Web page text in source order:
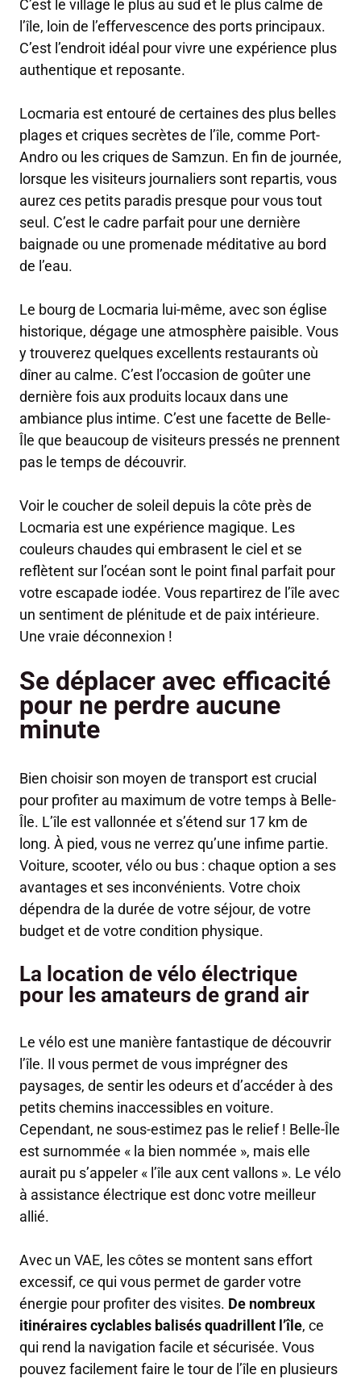
C’est le village le plus au sud et le plus calme de
l’île, loin de l’effervescence des ports principaux.
C’est l’endroit idéal pour vivre une expérience plus
authentique et reposante.
Locmaria est entouré de certaines des plus belles
plages et criques secrètes de l’île, comme Port-
Andro ou les criques de Samzun. En fin de journée,
lorsque les visiteurs journaliers sont repartis, vous
aurez ces petits paradis presque pour vous tout
seul. C’est le cadre parfait pour une dernière
baignade ou une promenade méditative au bord
de l’eau.
Le bourg de Locmaria lui-même, avec son église
historique, dégage une atmosphère paisible. Vous
y trouverez quelques excellents restaurants où
dîner au calme. C’est l’occasion de goûter une
dernière fois aux produits locaux dans une
ambiance plus intime. C’est une facette de Belle-
Île que beaucoup de visiteurs pressés ne prennent
pas le temps de découvrir.
Voir le coucher de soleil depuis la côte près de
Locmaria est une expérience magique. Les
couleurs chaudes qui embrasent le ciel et se
reflètent sur l’océan sont le point final parfait pour
votre escapade iodée. Vous repartirez de l’île avec
un sentiment de plénitude et de paix intérieure.
Une vraie déconnexion !
Se déplacer avec efficacité
pour ne perdre aucune
minute
Bien choisir son moyen de transport est crucial
pour profiter au maximum de votre temps à Belle-
Île. L’île est vallonnée et s’étend sur 17 km de
long. À pied, vous ne verrez qu’une infime partie.
Voiture, scooter, vélo ou bus : chaque option a ses
avantages et ses inconvénients. Votre choix
dépendra de la durée de votre séjour, de votre
budget et de votre condition physique.
La location de vélo électrique
pour les amateurs de grand air
Le vélo est une manière fantastique de découvrir
l’île. Il vous permet de vous imprégner des
paysages, de sentir les odeurs et d’accéder à des
petits chemins inaccessibles en voiture.
Cependant, ne sous-estimez pas le relief ! Belle-Île
est surnommée « la bien nommée », mais elle
aurait pu s’appeler « l’île aux cent vallons ». Le vélo
à assistance électrique est donc votre meilleur
allié.
Avec un VAE, les côtes se montent sans effort
excessif, ce qui vous permet de garder votre
énergie pour profiter des visites. De nombreux
itinéraires cyclables balisés quadrillent l’île, ce
qui rend la navigation facile et sécurisée. Vous
pouvez facilement faire le tour de l’île en plusieurs